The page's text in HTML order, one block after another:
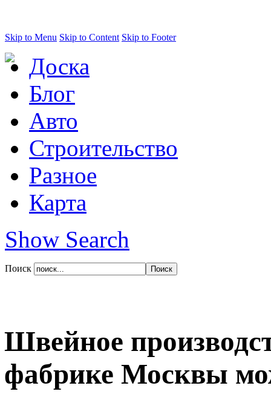
Skip to Menu Skip to Content Skip to Footer
Доска
Блог
Авто
Строительство
Разное
Карта
Show Search
Поиск
Швейное
фабрике Москвы